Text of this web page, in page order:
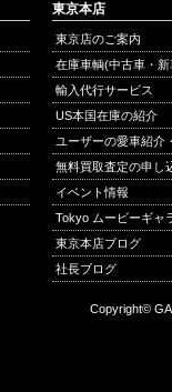
東京本店
東京店のご案内
在庫車輌(中古車・
輸入代行サービス
US本国在庫の紹介
ユーザーの愛車紹介
無料買取査定の申し
イベント情報
Tokyo ムービーギャ
東京本店ブログ
社長ブログ
Copyright©